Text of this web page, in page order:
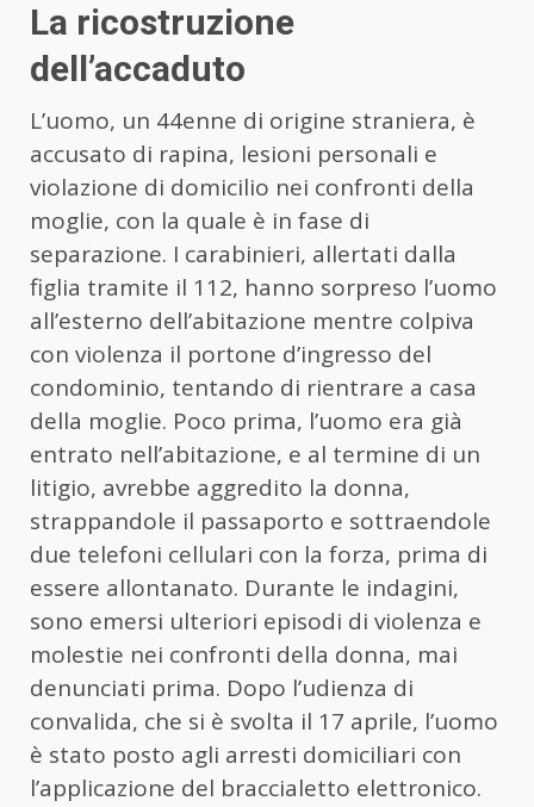
La ricostruzione
dell’accaduto
L’uomo, un 44enne di origine straniera, è
accusato di rapina, lesioni personali e
violazione di domicilio nei confronti della
moglie, con la quale è in fase di
separazione. I carabinieri, allertati dalla
figlia tramite il 112, hanno sorpreso l’uomo
all’esterno dell’abitazione mentre colpiva
con violenza il portone d’ingresso del
condominio, tentando di rientrare a casa
della moglie. Poco prima, l’uomo era già
entrato nell’abitazione, e al termine di un
litigio, avrebbe aggredito la donna,
strappandole il passaporto e sottraendole
due telefoni cellulari con la forza, prima di
essere allontanato. Durante le indagini,
sono emersi ulteriori episodi di violenza e
molestie nei confronti della donna, mai
denunciati prima. Dopo l’udienza di
convalida, che si è svolta il 17 aprile, l’uomo
è stato posto agli arresti domiciliari con
l’applicazione del braccialetto elettronico.